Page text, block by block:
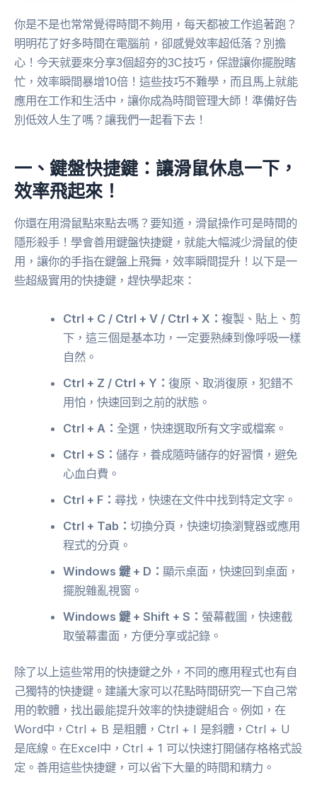
你是不是也常常覺得時間不夠用，每天都被工作追著跑？
明明花了好多時間在電腦前，卻感覺效率超低落？別擔
心！今天就要來分享3個超夯的3C技巧，保證讓你擺脫瞎
忙，效率瞬間暴增10倍！這些技巧不難學，而且馬上就能
應用在工作和生活中，讓你成為時間管理大師！準備好告
別低效人生了嗎？讓我們一起看下去！
一、鍵盤快捷鍵：讓滑鼠休息一下，
效率飛起來！
你還在用滑鼠點來點去嗎？要知道，滑鼠操作可是時間的
隱形殺手！學會善用鍵盤快捷鍵，就能大幅減少滑鼠的使
用，讓你的手指在鍵盤上飛舞，效率瞬間提升！以下是一
些超級實用的快捷鍵，趕快學起來：
Ctrl + C / Ctrl + V / Ctrl + X：複製、貼上、剪
下，這三個是基本功，一定要熟練到像呼吸一樣
自然。
Ctrl + Z / Ctrl + Y：復原、取消復原，犯錯不
用怕，快速回到之前的狀態。
Ctrl + A： 全選，快速選取所有文字或檔案。
Ctrl + S：儲存，養成隨時儲存的好習慣，避免
心血白費。
Ctrl + F：尋找，快速在文件中找到特定文字。
Ctrl + Tab：切換分頁，快速切換瀏覽器或應用
程式的分頁。
Windows 鍵 + D： 顯示桌面，快速回到桌面，
擺脫雜亂視窗。
Windows 鍵 + Shift + S： 螢幕截圖，快速截
取螢幕畫面，方便分享或記錄。
除了以上這些常用的快捷鍵之外，不同的應用程式也有自
己獨特的快捷鍵。建議大家可以花點時間研究一下自己常
用的軟體，找出最能提升效率的快捷鍵組合。例如，在
Word中，Ctrl + B 是粗體，Ctrl + I 是斜體，Ctrl + U
是底線。在Excel中，Ctrl + 1 可以快速打開儲存格格式設
定。善用這些快捷鍵，可以省下大量的時間和精力。